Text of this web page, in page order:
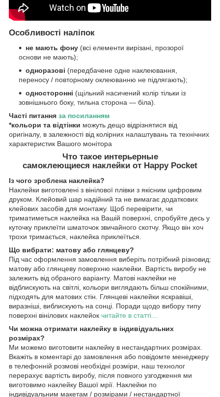
Особливості наліпок
не мають фону (всі елементи вирізані, прозорої
основи не мають);
одноразові (передбачене одне наклеювання,
переносу / повторному оклеюванню не підлягають);
односторонні (щільний насичений колір тільки із
зовнішнього боку, тильна сторона — біла).
Часті питання за посиланням
*кольори та відтінки можуть дещо відрізнятися від
оригіналу, в залежності від колірних налаштувань та технічних
характеристик Вашого монітора
Что такое интерьерные
самоклеющиеся наклейки от Happy Pocket
Із чого зроблена наклейка?
Наклейки виготовлені з вінілової плівки з якісним цифровим
друком. Клейовий шар надійний та не вимагає додаткових
клейових засобів для монтажу. Щоб перевірити, чи
триматиметься наклейка на Вашій поверхні, спробуйте десь у
куточку приклеїти шматочок звичайного скотчу. Якщо він хоч
трохи тримається, наклейка приклеїться.
Що вибрати: матову або глянцеву?
Під час оформлення замовлення виберіть потрібний різновид:
матову або глянцеву поверхню наклейки. Вартість виробу не
залежить від обраного варіанту. Матові наклейки не
відблискують на світлі, кольори виглядають більш спокійними,
підходять для матових стін. Глянцеві наклейки яскравіші,
виразніші, виблискують на сонці. Поради щодо вибору типу
поверхні вінілових наклейок читайте в статті...
Чи можна отримати наклейку в індивідуальних
розмірах?
Ми можемо виготовити наклейку в нестандартних розмірах.
Вкажіть в коментарі до замовлення або повідомте менеджеру
в телефонній розмові необхідні розміри, наш технолог
перерахує вартість виробу, після повного узгодження ми
виготовимо наклейку Вашої мрії. Наклейки по
індивідуальним макетам / розмірами / нестандартної